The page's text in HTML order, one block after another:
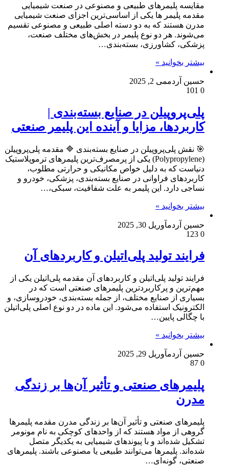
مقایسه پلیمرهای طبیعی و مصنوعی در صنعت شیمیایی
مقدمه پلیمر ها یکی از اساسی‌ترین اجزای صنعت شیمیایی
مدرن هستند که به دو دسته اصلی طبیعی و مصنوعی تقسیم
می‌شوند. هر دو نوع پلیمر در بخش‌های مختلف صنعت،
پزشکی، کشاورزی، بسته‌بندی…
بیشتر بخوانید »
حسین آردممی 2, 2025
0
پلی‌پروپیلن در صنایع بسته‌بندی |
کاربردها، مزایا و آینده این پلیمر صنعتی
🎯 نقش پلی‌پروپیلن در صنایع بسته‌بندی 🔷 مقدمه پلی‌پروپیلن
(Polypropylene) یکی از پرمصرف‌ترین پلیمرهای ترموپلاستیک
دنیاست که به دلیل خواص مکانیکی و حرارتی مطلوب،
کاربردهای فراوانی در صنایع بسته‌بندی، پزشکی، خودرو و
نساجی دارد. این پلیمر به علت شفافیت، سبکی،…
بیشتر بخوانید »
حسین آردمآوریل 30, 2025
0
فرایند تولید پلی‌اتیلن و کاربردهای آن
فرایند تولید پلی‌اتیلن و کاربردهای آن مقدمه پلی‌اتیلن یکی از
مهم‌ترین و پرکاربردترین پلیمرهای صنعتی است که در
بسیاری از صنایع مختلف، از جمله بسته‌بندی، خودروسازی، و
الکترونیک استفاده می‌شود. این ماده در دو نوع اصلی پلی‌اتیلن
با چگالی پایین…
بیشتر بخوانید »
حسین آردمآوریل 29, 2025
0
پلیمرهای صنعتی و تأثیر آن‌ها بر زندگی
مدرن
پلیمرهای صنعتی و تأثیر آن‌ها بر زندگی مدرن مقدمه پلیمرها
گروهی از مواد هستند که از واحدهای کوچکی به نام مونومر
تشکیل شده‌اند و با پیوندهای شیمیایی به یکدیگر متصل
شده‌اند. پلیمرها می‌توانند طبیعی یا مصنوعی باشند. پلیمرهای
صنعتی، گونه‌ای…